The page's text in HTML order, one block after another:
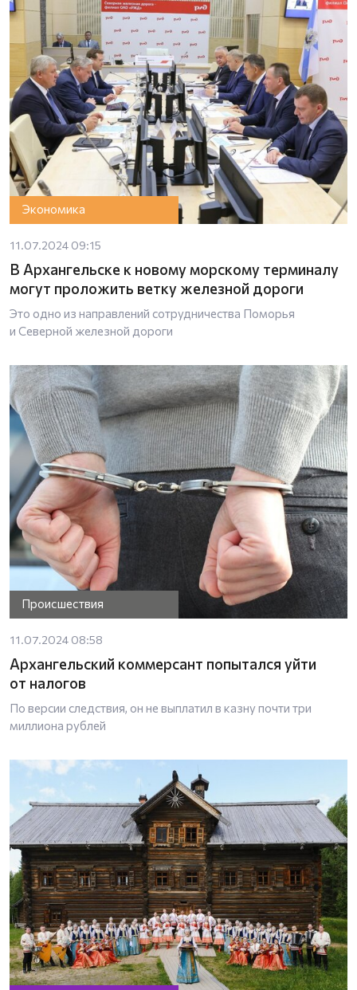
Экономика
11.07.2024 09:15
В Архангельске к новому морскому терминалу
могут проложить ветку железной дороги
Это одно из направлений сотрудничества Поморья
и Северной железной дороги
Происшествия
11.07.2024 08:58
Архангельский коммерсант попытался уйти
от налогов
По версии следствия, он не выплатил в казну почти три
миллиона рублей